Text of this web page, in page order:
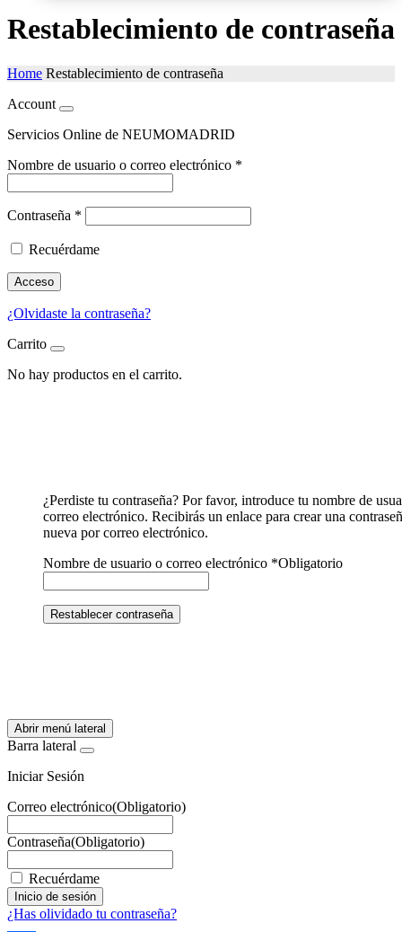
Restablecimiento de contraseña
Home Restablecimiento de contraseña
Account
Servicios Online de NEUMOMADRID
Nombre de usuario o correo electrónico *
Contraseña *
Recuérdame
Acceso
¿Olvidaste la contraseña?
Carrito
No hay productos en el carrito.
¿Perdiste tu contraseña? Por favor, introduce tu nombre de
correo electrónico. Recibirás un enlace para crear una
nueva por correo electrónico.
Nombre de usuario o correo electrónico *Obligatorio
Restablecer contraseña
Abrir menú lateral
Barra lateral
Iniciar Sesión
Correo electrónico(Obligatorio)
Contraseña(Obligatorio)
Recuérdame
¿Has olividado tu contraseña?